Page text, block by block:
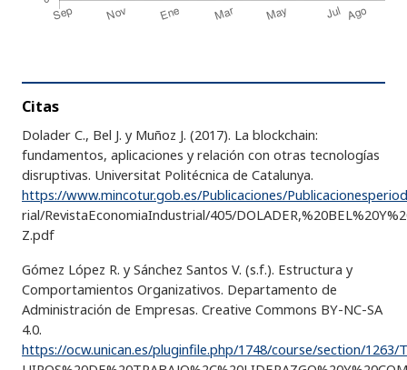
Citas
Dolader C., Bel J. y Muñoz J. (2017). La blockchain:
fundamentos, aplicaciones y relación con otras tecnologías
disruptivas. Universitat Politécnica de Catalunya.
https://www.mincotur.gob.es/Publicaciones/
rial/RevistaEconomiaIndustrial/405/
Z.pdf
Gómez López R. y Sánchez Santos V. (s.f.). Estructura y
Comportamientos Organizativos. Departamento de
Administración de Empresas. Creative Commons BY-NC-SA
4.0.
https://ocw.unican.es/pluginfile.php/1748/course/section/1263/